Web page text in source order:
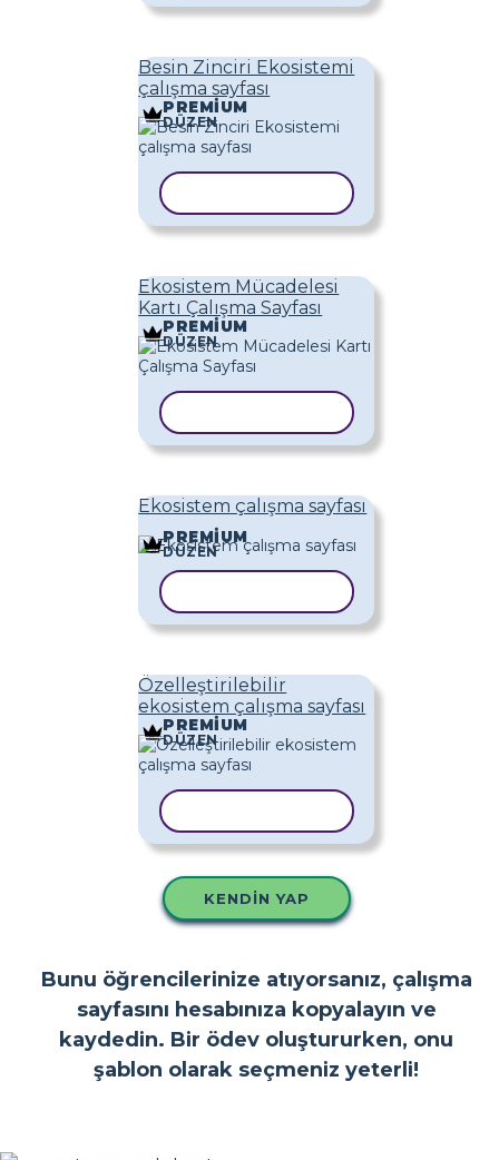
Besin Zinciri Ekosistemi
çalışma sayfası
PREMIUM
DÜZEN
Ekosistem Mücadelesi
Kartı Çalışma Sayfası
PREMIUM
DÜZEN
Ekosistem çalışma sayfası
PREMIUM
DÜZEN
Özelleştirilebilir
ekosistem çalışma sayfası
PREMIUM
DÜZEN
KENDIN YAP
Bunu öğrencilerinize atıyorsanız, çalışma
sayfasını hesabınıza kopyalayın ve
kaydedin. Bir ödev oluştururken, onu
şablon olarak seçmeniz yeterli!